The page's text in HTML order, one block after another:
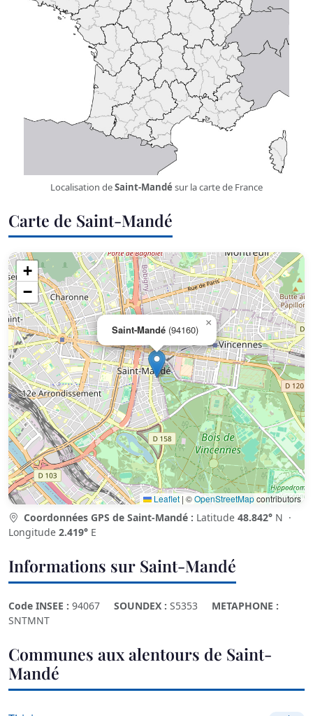
Localisation deSaint-Mandésur la carte de France
Carte de Saint-Mandé
Saint-Mandé (94160)
×
+
−
Leaflet | ©OpenStreetMapcontributors
Coordonnées GPS de Saint-Mandé : Latitude 48.842° N ·
Longitude 2.419° E
Informations sur Saint-Mandé
Code INSEE : 94067 SOUNDEX : S5353
METAPHONE :
SNTMNT
Communes aux alentours de Saint-
Mandé